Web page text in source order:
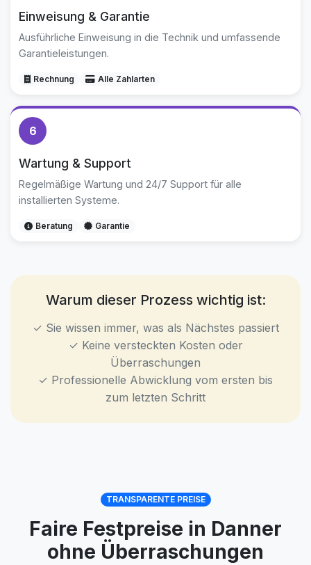
Einweisung & Garantie
Ausführliche Einweisung in die Technik und umfassende
Garantieleistungen.
Rechnung Alle Zahlarten
6
Wartung & Support
Regelmäßige Wartung und 24/7 Support für alle
installierten Systeme.
Beratung Garantie
Warum dieser Prozess wichtig ist:
✓ Sie wissen immer, was als Nächstes passiert
✓ Keine versteckten Kosten oder
Überraschungen
✓ Professionelle Abwicklung vom ersten bis
zum letzten Schritt
TRANSPARENTE PREISE
Faire Festpreise in Danner
ohne Überraschungen